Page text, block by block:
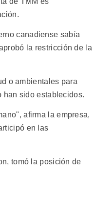
canadiense sabía
la restricción de la
o ambientales para
han sido establecidos.
afirma la empresa,
en las
tomó la posición de